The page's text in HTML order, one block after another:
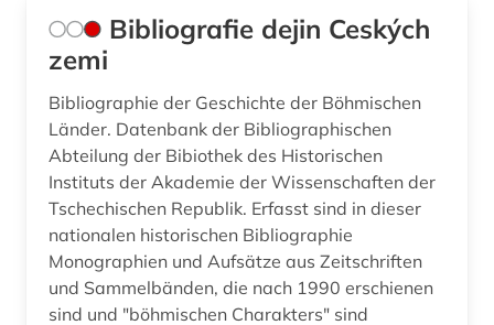
Bibliografie dejin Ceských
zemi
Bibliographie der Geschichte der Böhmischen
Länder. Datenbank der Bibliographischen
Abteilung der Bibiothek des Historischen
Instituts der Akademie der Wissenschaften der
Tschechischen Republik. Erfasst sind in dieser
nationalen historischen Bibliographie
Monographien und Aufsätze aus Zeitschriften
und Sammelbänden, die nach 1990 erschienen
sind und "böhmischen Charakters" sind